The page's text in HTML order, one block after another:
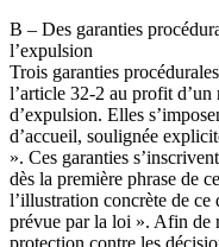
B – Des garanties
l’expulsion
Trois garanties
l’article 32-2 au profit
d’expulsion. Elles
d’accueil, soulignée
». Ces garanties
dès la première phrase de
l’illustration concrète de ce
prévue par la loi ». Afin de
protection contre les